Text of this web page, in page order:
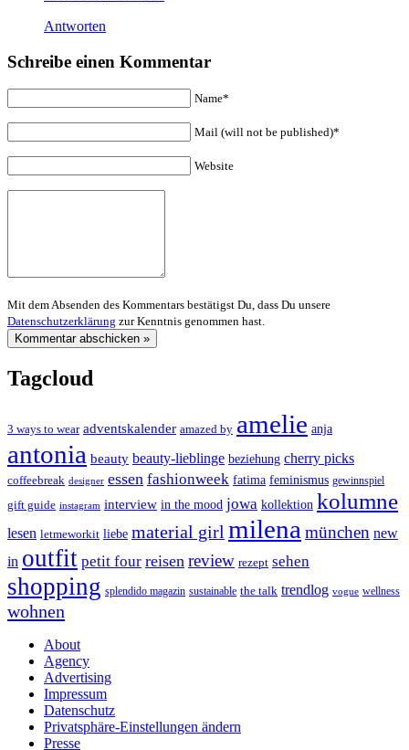
Antworten
Schreibe einen Kommentar
Name*
Mail (will not be published)*
Website
Mit dem Absenden des Kommentars bestätigst Du, dass Du unsere
Datenschutzerklärung zur Kenntnis genommen hast.
Tagcloud
3 ways to wear adventskalender amazed by amelie anja
antonia beauty beauty-lieblinge beziehung cherry picks
coffeebreak designer essen fashionweek fatima feminismus gewinnspiel
gift guide instagram interview in the mood jowa kollektion kolumne
lesen letmeworkit liebe material girl milena münchen new
in outfit petit four reisen review rezept sehen
shopping splendido magazin sustainable the talk trendlog vogue wellness
wohnen
About
Agency
Advertising
Impressum
Datenschutz
Privatsphäre-Einstellungen ändern
Presse